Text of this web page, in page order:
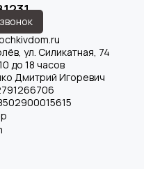
ул. Силикатная, 74
до 18 часов
Дмитрий Игоревич